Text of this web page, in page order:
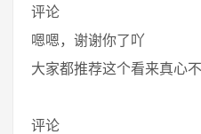
评论
嗯嗯，谢谢你了吖
大家都推荐这个看来真心
评论